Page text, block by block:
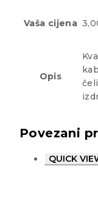
Vaša cijena
Opis
Povezani
QUICK